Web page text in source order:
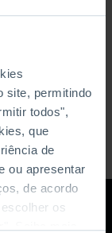
site, permitindo
todos",
que
de
ou apresentar
de acordo
os